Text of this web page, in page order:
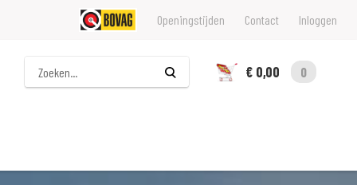
Openingstijden Contact Inloggen
Zoeken
€ 0,00
0